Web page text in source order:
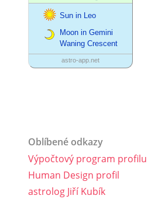
Oblíbené odkazy
Výpočtový program profilu
Human Design profil
astrolog Jiří Kubík